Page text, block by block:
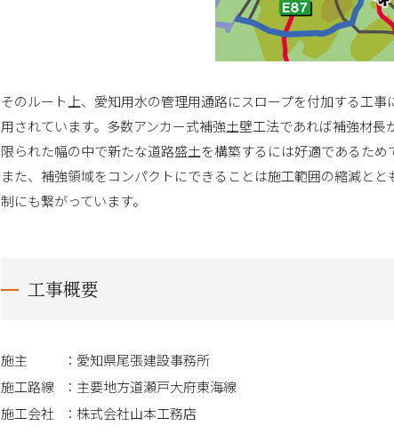
そのルート上、愛知用水の管理用通路にスロープを付加する工
用されています。多数アンカー式補強土壁工法であれば補強材
限られた幅の中で新たな道路盛土を構築するには好適であるため
また、補強領域をコンパクトにできることは施工範囲の縮減と
制にも繋がっています。
工事概要
施主
愛知県尾張建設事務所
施工路線
主要地方道瀬戸大府東海線
施工会社
株式会社山本工務店